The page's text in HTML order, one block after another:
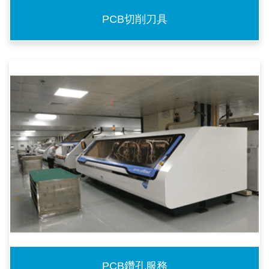
PCB切削刀具
PCB鑽孔服務